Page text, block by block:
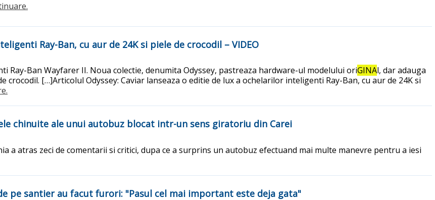
Ray-Ban, cu aur de 24K si piele de crocodil – VIDEO
Ray-Ban Wayfarer II. Noua colectie, denumita Odyssey, pastreaza hardware-ul modelului oriGINAl, dar adauga
[…]Articolul Odyssey: Caviar lanseaza o editie de lux a ochelarilor inteligenti Ray-Ban, cu aur de 24K si
chinuite ale unui autobuz blocat intr-un sens giratoriu din Carei
a atras zeci de comentarii si critici, dupa ce a surprins un autobuz efectuand mai multe manevre pentru a iesi
pe santier au facut furori: "Pasul cel mai important este deja gata"